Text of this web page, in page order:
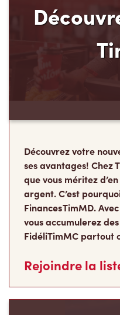
Découvrez votre
ses avantages! Chez
que vous méritez
argent. C’est
Finances TimMD.
vous accumulerez
FidéliTimMC partout
Rejoindre la